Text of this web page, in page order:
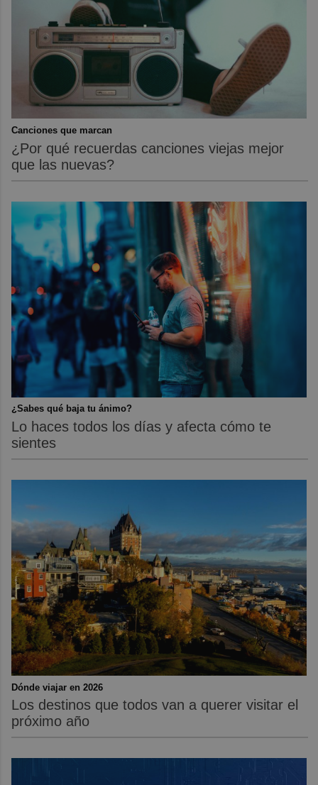
Canciones que marcan
¿Por qué recuerdas canciones viejas mejor
que las nuevas?
¿Sabes qué baja tu ánimo?
Lo haces todos los días y afecta cómo te
sientes
Dónde viajar en 2026
Los destinos que todos van a querer visitar el
próximo año